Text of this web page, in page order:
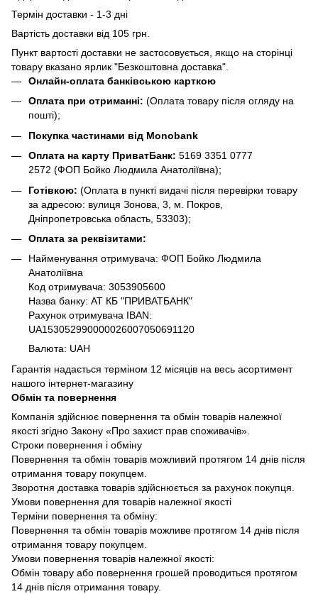
Термін доставки - 1-3 дні
Вартість доставки від 105 грн.
Пункт вартості доставки не застосовується, якщо на сторінці
товару вказано ярлик "Безкоштовна доставка".
Онлайн-оплата банківською карткою
Оплата при отриманні: (Оплата товару після огляду на
пошті);
Покупка частинами від Monobank
Оплата на карту ПриватБанк: 5169 3351 0777
2572 (ФОП Бойко Людмила Анатоліївна);
Готівкою: (Оплата в пункті видачі після перевірки товару
за адресою: вулиця Зонова, 3, м. Покров,
Дніпропетровська область, 53303);
Оплата за реквізитами:
Найменування отримувача: ФОП Бойко Людмила
Анатоліївна
Код отримувача: 3053905600
Назва банку: АТ КБ "ПРИВАТБАНК"
Рахунок отримувача IBAN:
UA153052990000026007050691120
Валюта: UAH
Гарантія надається терміном 12 місяців на весь асортимент
нашого інтернет-магазину
Обмін та повернення
Компанія здійснює повернення та обмін товарів належної
якості згідно Закону «Про захист прав споживачів».
Строки повернення і обміну
Повернення та обмін товарів можливий протягом 14 днів після
отримання товару покупцем.
Зворотня доставка товарів здійснюється за рахунок покупця.
Умови повернення для товарів належної якості
Терміни повернення та обміну:
Повернення та обмін товарів можливе протягом 14 днів після
отримання товару покупцем.
Умови повернення товарів належної якості:
Обмін товару або повернення грошей проводиться протягом
14 днів після отримання товару.